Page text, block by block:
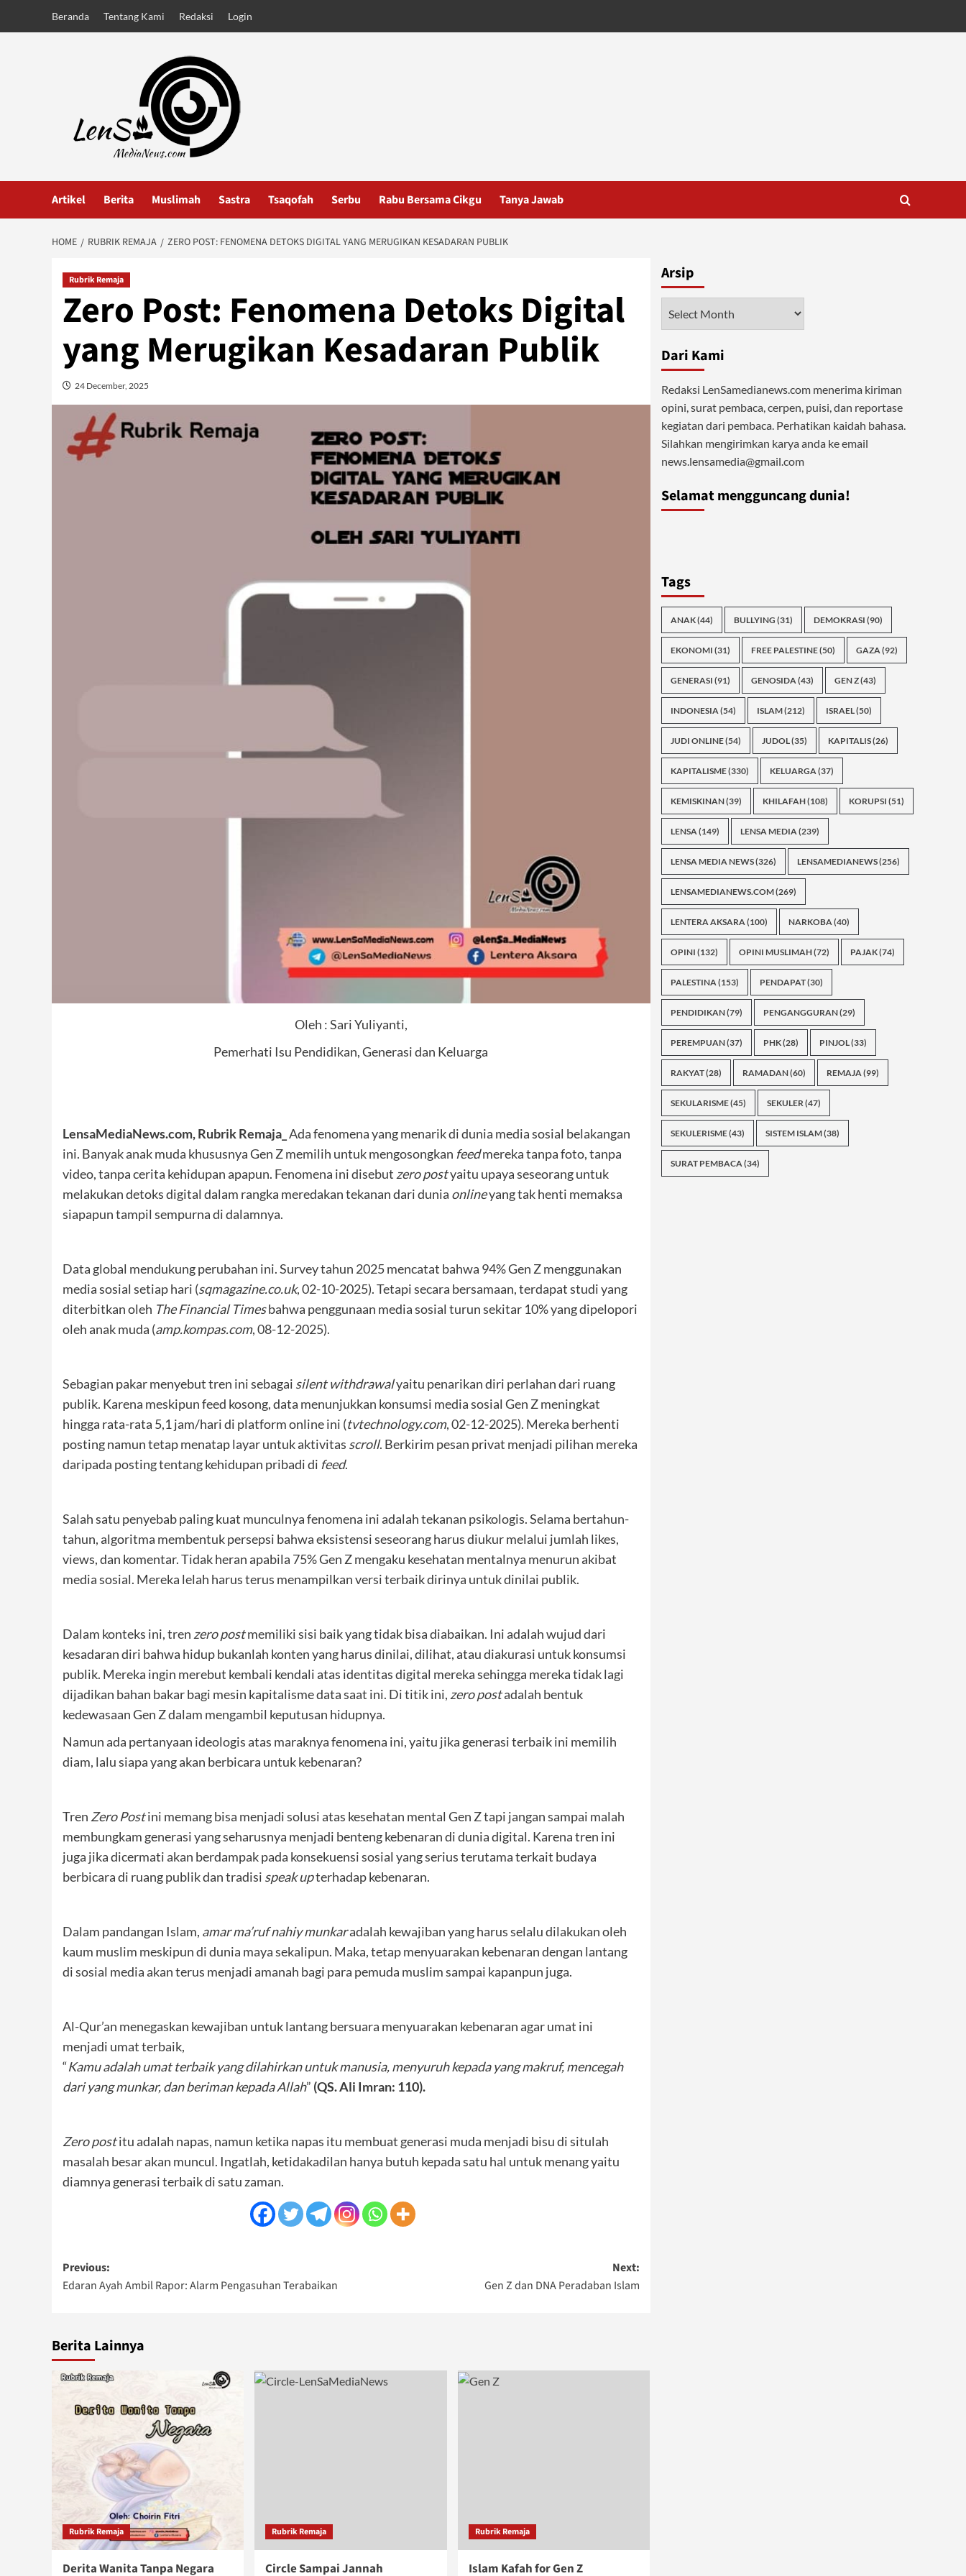
Beranda Tentang Kami Redaksi Login
Artikel Berita Muslimah Sastra Tsaqofah Serbu Rabu Bersama Cikgu Tanya Jawab
HOME RUBRIK REMAJA ZERO POST: FENOMENA DETOKS DIGITAL YANG MERUGIKAN KESADARAN PUBLIK
Rubrik Remaja
Zero Post: Fenomena Detoks Digital
yang Merugikan Kesadaran Publik
24 December, 2025
Oleh : Sari Yuliyanti,
Pemerhati Isu Pendidikan, Generasi dan Keluarga
LensaMediaNews.com, Rubrik Remaja_ Ada fenomena yang menarik di dunia media sosial belakangan
ini. Banyak anak muda khususnya Gen Z memilih untuk mengosongkan feedmereka tanpa foto, tanpa
video, tanpa cerita kehidupan apapun. Fenomena ini disebut zero postyaitu upaya seseorang untuk
melakukan detoks digital dalam rangka meredakan tekanan dari dunia onlineyang tak henti memaksa
siapapun tampil sempurna di dalamnya.
Data global mendukung perubahan ini. Survey tahun 2025 mencatat bahwa 94% Gen Z menggunakan
media sosial setiap hari (sqmagazine.co.uk, 02-10-2025). Tetapi secara bersamaan, terdapat studi yang
diterbitkan oleh The Financial Timesbahwa penggunaan media sosial turun sekitar 10% yang dipelopori
oleh anak muda (amp.kompas.com, 08-12-2025).
Sebagian pakar menyebut tren ini sebagai silent withdrawalyaitu penarikan diri perlahan dari ruang
publik. Karena meskipun feed kosong, data menunjukkan konsumsi media sosial Gen Z meningkat
hingga rata-rata 5,1 jam/hari di platform online ini (tvtechnology.com, 02-12-2025). Mereka berhenti
posting namun tetap menatap layar untuk aktivitas scroll. Berkirim pesan privat menjadi pilihan mereka
daripada posting tentang kehidupan pribadi di feed.
Salah satu penyebab paling kuat munculnya fenomena ini adalah tekanan psikologis. Selama bertahun-
tahun, algoritma membentuk persepsi bahwa eksistensi seseorang harus diukur melalui jumlah likes,
views, dan komentar. Tidak heran apabila 75% Gen Z mengaku kesehatan mentalnya menurun akibat
media sosial. Mereka lelah harus terus menampilkan versi terbaik dirinya untuk dinilai publik.
Dalam konteks ini, tren zero postmemiliki sisi baik yang tidak bisa diabaikan. Ini adalah wujud dari
kesadaran diri bahwa hidup bukanlah konten yang harus dinilai, dilihat, atau diakurasi untuk konsumsi
publik. Mereka ingin merebut kembali kendali atas identitas digital mereka sehingga mereka tidak lagi
dijadikan bahan bakar bagi mesin kapitalisme data saat ini. Di titik ini, zero postadalah bentuk
kedewasaan Gen Z dalam mengambil keputusan hidupnya.
Namun ada pertanyaan ideologis atas maraknya fenomena ini, yaitu jika generasi terbaik ini memilih
diam, lalu siapa yang akan berbicara untuk kebenaran?
Tren Zero Postini memang bisa menjadi solusi atas kesehatan mental Gen Z tapi jangan sampai malah
membungkam generasi yang seharusnya menjadi benteng kebenaran di dunia digital. Karena tren ini
juga jika dicermati akan berdampak pada konsekuensi sosial yang serius terutama terkait budaya
berbicara di ruang publik dan tradisi speakupterhadap kebenaran.
Dalam pandangan Islam, amar ma’ruf nahiy munkaradalah kewajiban yang harus selalu dilakukan oleh
kaum muslim meskipun di dunia maya sekalipun. Maka, tetap menyuarakan kebenaran dengan lantang
di sosial media akan terus menjadi amanah bagi para pemuda muslim sampai kapanpun juga.
Al-Qur’an menegaskan kewajiban untuk lantang bersuara menyuarakan kebenaran agar umat ini
menjadi umat terbaik,
“Kamu adalah umat terbaik yang dilahirkan untuk manusia, menyuruh kepada yang makruf, mencegah
dari yang munkar, dan beriman kepada Allah” (QS. Ali Imran: 110).
Zero postitu adalah napas, namun ketika napas itu membuat generasi muda menjadi bisu di situlah
masalah besar akan muncul. Ingatlah, ketidakadilan hanya butuh kepada satu hal untuk menang yaitu
diamnya generasi terbaik di satu zaman.
Post
navigation
Previous:
Edaran Ayah Ambil Rapor: Alarm Pengasuhan Terabaikan
Next:
Gen Z dan DNA Peradaban Islam
Berita Lainnya
Rubrik Remaja
Derita Wanita Tanpa Negara
Rubrik Remaja
Circle Sampai Jannah
Rubrik Remaja
Islam Kafah for Gen Z
Arsip
Dari Kami
Redaksi LenSamedianews.com menerima kiriman
opini, surat pembaca, cerpen, puisi, dan reportase
kegiatan dari pembaca. Perhatikan kaidah bahasa.
Silahkan mengirimkan karya anda ke email
news.lensamedia@gmail.com
Selamat mengguncang dunia!
Tags
ANAK(44) BULLYING (31) DEMOKRASI (90)
EKONOMI (31) FREE PALESTINE(50) GAZA(92)
GENERASI (91) GENOSIDA(43) GEN Z(43)
INDONESIA(54) ISLAM(212) ISRAEL(50)
JUDI ONLINE(54) JUDOL(35) KAPITALIS(26)
KAPITALISME(330) KELUARGA(37)
KEMISKINAN(39) KHILAFAH(108) KORUPSI (51)
LENSA(149) LENSA MEDIA(239)
LENSA MEDIA NEWS(326) LENSAMEDIANEWS(256)
LENSAMEDIANEWS.COM(269)
LENTERA AKSARA(100) NARKOBA(40)
OPINI (132) OPINI MUSLIMAH(72) PAJAK(74)
PALESTINA(153) PENDAPAT(30)
PENDIDIKAN(79) PENGANGGURAN(29)
PEREMPUAN(37) PHK(28) PINJOL(33)
RAKYAT(28) RAMADAN(60) REMAJA(99)
SEKULARISME(45) SEKULER(47)
SEKULERISME(43) SISTEM ISLAM(38)
SURAT PEMBACA(34)